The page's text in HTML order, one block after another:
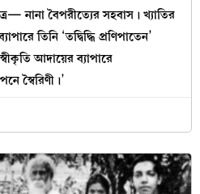
নানা বৈপরীত্যের সহবাস। খ্যাতির
তিনি ‘তদ্বিদ্ধি প্রণিপাতেন’
আদায়ের ব্যাপারে
স্বৈরিণী।’